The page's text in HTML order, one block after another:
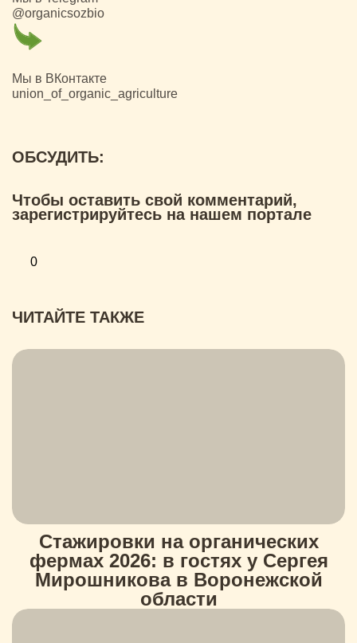
@organicsozbio
Мы в ВКонтакте
union_of_organic_agriculture
ОБСУДИТЬ:
Чтобы оставить свой комментарий,
зарегистрируйтесь на нашем портале
0
ЧИТАЙТЕ ТАКЖЕ
Стажировки на органических
фермах 2026: в гостях у Сергея
Мирошникова в Воронежской
области